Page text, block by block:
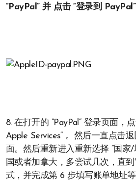
“PayPal” 并 点击 “登录到 PayPal”
8. 在打开的 ”PayPal“ 登录页面，
Apple Services“ 。然后一直点击
面。然后重新进入重新选择 ”国家
国或者加拿大，多尝试几次，直到
式，并完成第 6 步填写账单地址